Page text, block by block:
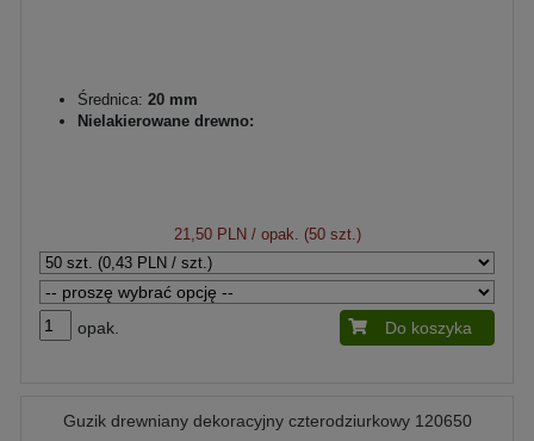
Średnica: 20 mm
Nielakierowane drewno:
21,50 PLN / opak. (50 szt.)
opak. Do koszyka
Guzik drewniany dekoracyjny czterodziurkowy 120650